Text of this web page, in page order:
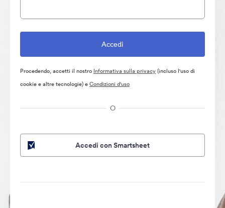
Procedendo, accetti il nostro Informativa sulla privacy(incluso l'uso di
cookie e altre tecnologie) eCondizioni d'uso
O
Accedi con Smartsheet